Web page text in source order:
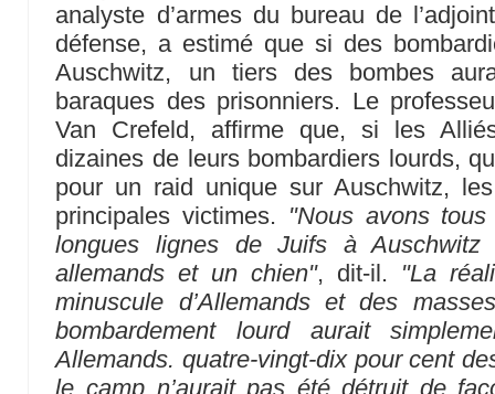
analyste d’armes du bureau de
défense, a estimé que si des
Auschwitz, un tiers des bombes
baraques des prisonniers. Le
Van Crefeld, affirme que, si les
dizaines de leurs bombardiers lourds,
pour un raid unique sur Auschwitz,
principales victimes. "Nous avons
longues lignes de Juifs à Auschwitz
allemands et un chien", dit-il. "La
minuscule d’Allemands et des
bombardement lourd aurait
Allemands. quatre-vingt-dix pour cent
le camp n’aurait pas été détruit de